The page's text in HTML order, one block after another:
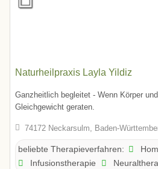
Naturheilpraxis Layla Yildiz
Ganzheitlich begleitet - Wenn Körper
Gleichgewicht geraten.
74172 Neckarsulm, Baden-
beliebte Therapieverfahren:
Infusionstherapie